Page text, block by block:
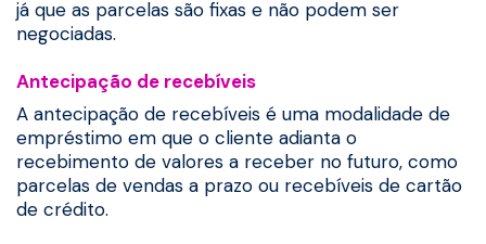
já que as parcelas são fixas e não podem ser
negociadas.
Antecipação de recebíveis
A antecipação de recebíveis é uma modalidade de
empréstimo em que o cliente adianta o
recebimento de valores a receber no futuro, como
parcelas de vendas a prazo ou recebíveis de cartão
de crédito.